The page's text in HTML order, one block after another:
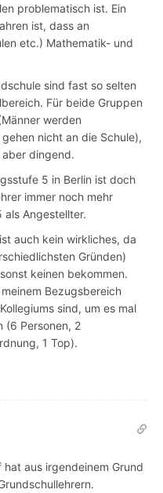
problematisch ist. Ein
ist, dass an
etc.) Mathematik- und
sind fast so selten
Für beide Gruppen
werden
nicht an die Schule),
dingend.
5 in Berlin ist doch
immer noch mehr
Angestellter.
auch kein wirkliches, da
Gründen)
keinen bekommen.
Bezugsbereich
sind, um es mal
(6 Personen, 2
1 Top).
aus irgendeinem Grund